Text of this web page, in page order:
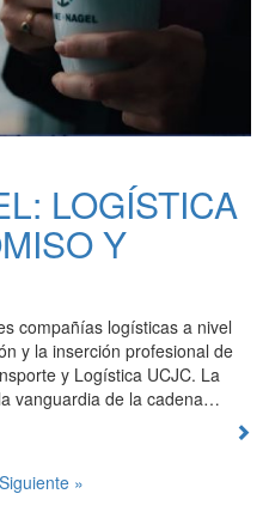
LOGÍSTICA
Y
compañías logísticas a nivel
y la inserción profesional de
y Logística UCJC. La
vanguardia de la cadena…
Siguiente »